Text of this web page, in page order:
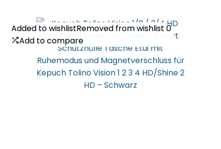
Added to wishlistRemoved from wishlist 0
Add to compare
Added to wishlistRemoved from wishlist 0
Add to compare